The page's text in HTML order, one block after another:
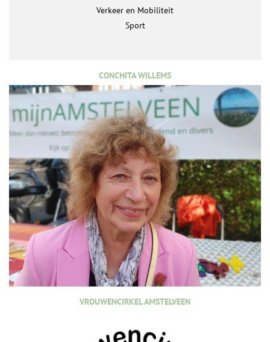
Verkeer en Mobiliteit
Sport
CONCHITA WILLEMS
VROUWENCIRKEL AMSTELVEEN